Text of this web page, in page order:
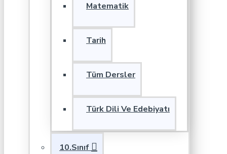
Matematik
Tarih
Tüm Dersler
Türk Dili Ve Edebiyatı
10.Sınıf